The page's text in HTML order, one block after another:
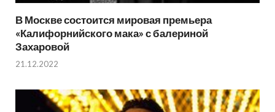
В Москве состоится мировая премьера
«Калифорнийского мака» с балериной
Захаровой
21.12.2022